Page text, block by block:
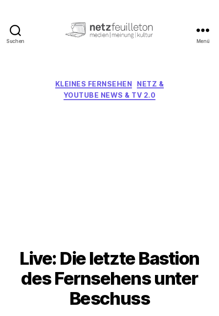
Suchen Menü
Kategorien
KLEINES FERNSEHEN
NETZ &
YOUTUBE NEWS & TV 2.0
Live: Die letzte Bastion
des Fernsehens unter
Beschuss